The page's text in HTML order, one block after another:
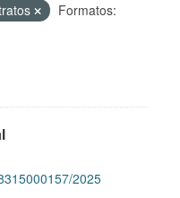
Formatos:
2025